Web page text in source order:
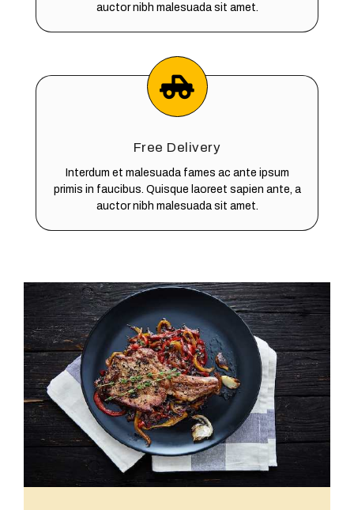
auctor nibh malesuada sit amet.
Free Delivery
Interdum et malesuada fames ac ante ipsum
primis in faucibus. Quisque laoreet sapien ante, a
auctor nibh malesuada sit amet.